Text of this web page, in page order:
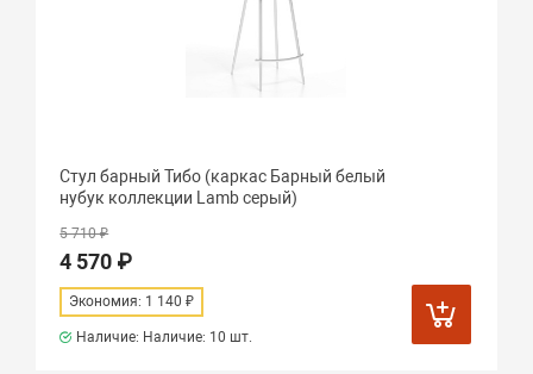
Стул барный Тибо (каркас Барный белый
нубук коллекции Lamb серый)
5 710 ₽
4 570 ₽
Экономия: 1 140 ₽
Наличие: Наличие: 10 шт.